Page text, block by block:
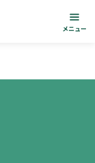
メニュー